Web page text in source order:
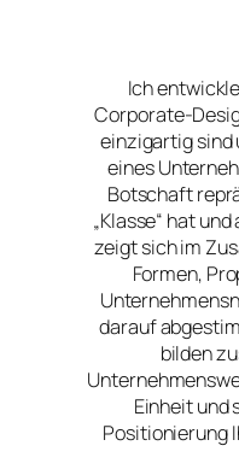
Ich
Corporate-
einzigartig sind
eines
Botschaft
„Klasse“ hat
zeigt sich im
Formen,
darauf
bilden
Einheit und
Positionierung